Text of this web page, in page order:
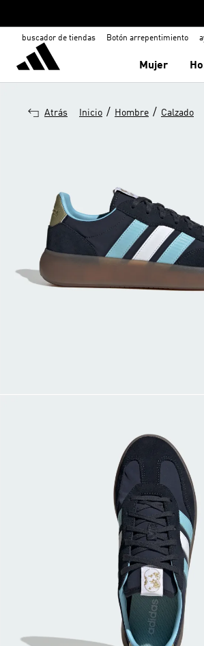
buscador de tiendas Botón arrepentimiento
Mujer
Atrás Inicio / Hombre / Calzado